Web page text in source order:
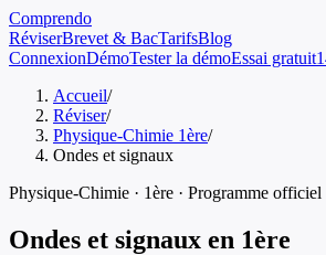
Comprendo
RéviserBrevet & BacTarifsBlog
ConnexionDémoTester la démoEssai gratuit
Accueil/
Réviser/
Physique-Chimie 1ère/
Ondes et signaux
Physique-Chimie · 1ère · Programme officiel
Ondes et signaux en 1ère